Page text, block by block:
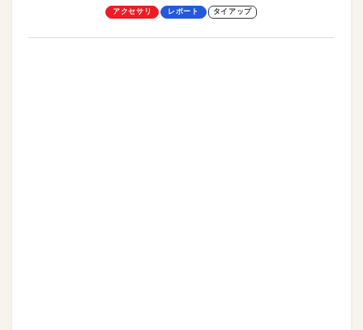
却プレート、シンプルな操作性がグッド！
アクセサリ レポート タイアップ